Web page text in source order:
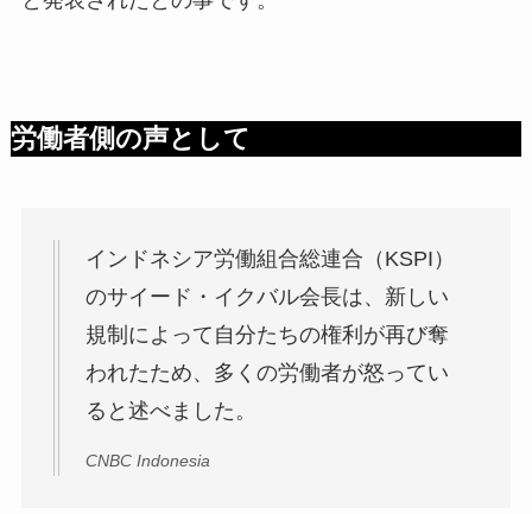
労働者側の声として
インドネシア労働組合総連合（KSPI）
のサイード・イクバル会長は、新しい
規制によって自分たちの権利が再び奪
われたため、多くの労働者が怒ってい
ると述べました。
CNBC Indonesia